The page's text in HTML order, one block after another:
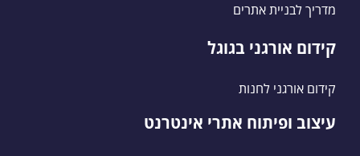
מדריך לבניית אתרים
קידום אורגני בגוגל
קידום אורגני לחנות
עיצוב ופיתוח אתרי אינטרנט